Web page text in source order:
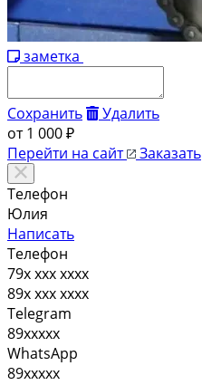
заметка
Сохранить
Удалить
от 1 000 ₽
Перейти на сайт
Заказать
Телефон
Юлия
Написать
Телефон
79x xxx xxxx
89x xxx xxxx
Telegram
89xxxxx
WhatsApp
89xxxxx